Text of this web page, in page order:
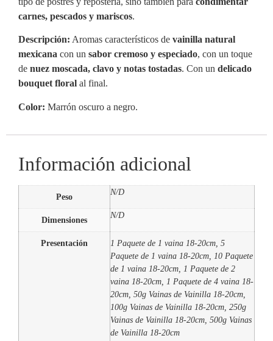
carnes, pescados y mariscos.
Descripción: Aromas característicos de vainilla natural
mexicana con un sabor cremoso y especiado, con un toque
de nuez moscada, clavo y notas tostadas. Con un delicado
bouquet floral al final.
Color: Marrón oscuro a negro.
Información adicional
Peso N/D
Dimensiones N/D
Presentación
1 Paquete de 1 vaina 18-20cm, 5
Paquete de 1 vaina 18-20cm, 10 Paquete
de 1 vaina 18-20cm, 1 Paquete de 2
vaina 18-20cm, 1 Paquete de 4 vaina 18-
20cm, 50g Vainas de Vainilla 18-20cm,
100g Vainas de Vainilla 18-20cm, 250g
Vainas de Vainilla 18-20cm, 500g Vainas
de Vainilla 18-20cm